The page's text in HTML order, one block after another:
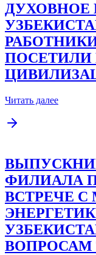
ДУХОВНОЕ
ПОСЕТИЛИ
Читать далее
ФИЛИАЛА
ВСТРЕЧЕ
ВОПРОСАМ